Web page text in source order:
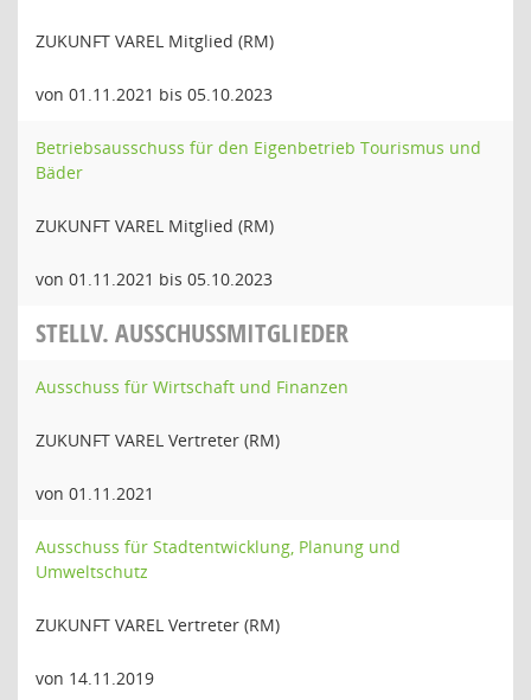
ZUKUNFT VAREL Mitglied (RM)
von 01.11.2021 bis 05.10.2023
Betriebsausschuss für den Eigenbetrieb Tourismus und
Bäder
ZUKUNFT VAREL Mitglied (RM)
von 01.11.2021 bis 05.10.2023
STELLV. AUSSCHUSSMITGLIEDER
Ausschuss für Wirtschaft und Finanzen
ZUKUNFT VAREL Vertreter (RM)
von 01.11.2021
Ausschuss für Stadtentwicklung, Planung und
Umweltschutz
ZUKUNFT VAREL Vertreter (RM)
von 14.11.2019